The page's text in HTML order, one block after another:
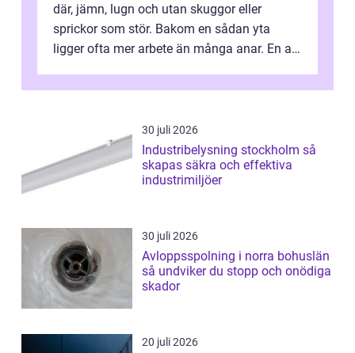
där, jämn, lugn och utan skuggor eller
sprickor som stör. Bakom en sådan yta
ligger ofta mer arbete än många anar. En av
30 juli 2026
Industribelysning stockholm så
skapas säkra och effektiva
industrimiljöer
30 juli 2026
Avloppsspolning i norra bohuslän
så undviker du stopp och onödiga
skador
20 juli 2026